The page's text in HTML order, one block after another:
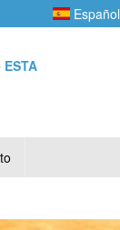
Español